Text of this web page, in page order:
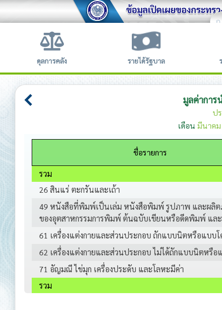
ก
ดุลการคลัง รายได้รัฐบาล
มูลค่าการ
ป
เดือน มีนาค
ชื่อรายการ
รวม
26 สินแร่ ตะกรันและเถ้า
49 หนังสือที่พิมพ์เป็นเล่ม หนังสือพิมพ์ รูปภาพ และผลิ
ของอุตสาหกรรมการพิมพ์ ต้นฉบับเขียนหรือดีดพิมพ์ แล
61 เครื่องแต่งกายและส่วนประกอบ ถักแบบนิตหรือแบบโ
62 เครื่องแต่งกายและส่วนประกอบ ไม่ได้ถักแบบนิตหรือ
71 อัญมณี ไข่มุก เครื่องประดับ และโลหะมีค่า
รวม